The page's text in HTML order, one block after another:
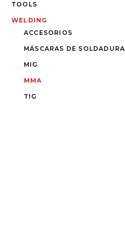
TOOLS
WELDING
ACCESORIOS
MÁSCARAS DE SOLDADURA
MIG
MMA
TIG